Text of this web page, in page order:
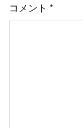
コメント *